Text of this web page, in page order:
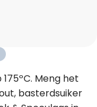
Meng het
basterdsuiker